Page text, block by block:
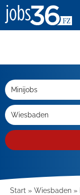
Start Wiesbaden